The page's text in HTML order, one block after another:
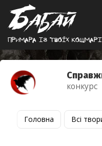
Примара iз твоїх
конкурс
Головна Всі